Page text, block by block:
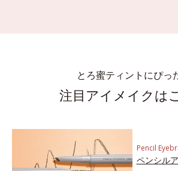
とろ蜜ティントにぴっ
注目アイメイクは
Pencil
ペンシル